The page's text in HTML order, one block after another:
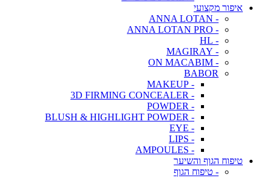
איפור מקצועי
- ANNA LOTAN
- ANNA LOTAN PRO
- HL
- MAGIRAY
- ON MACABIM
BABOR
- MAKEUP
- 3D FIRMING CONCEALER
- POWDER
- BLUSH & HIGHLIGHT POWDER
- EYE
- LIPS
- AMPOULES
טיפוח הגוף והשיער
- טיפוח הגוף